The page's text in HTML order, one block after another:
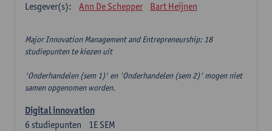
Lesgever(s):
Ann De Schepper Bart Heijnen
Major Innovation Management and Entrepreneurship: 18
studiepunten te kiezen uit
'Onderhandelen (sem 1)' en 'Onderhandelen (sem 2)' mogen niet
samen opgenomen worden.
Digital innovation
1E SEM
6 studiepunten